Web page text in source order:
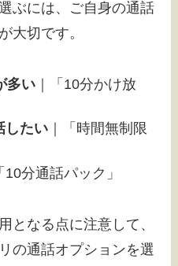
ぶには、ご自身の通話
大切です。
多い ｜「10分かけ放
したい ｜「時間無制限
10分通話パック」
となる点に注意して、
の通話オプションを選